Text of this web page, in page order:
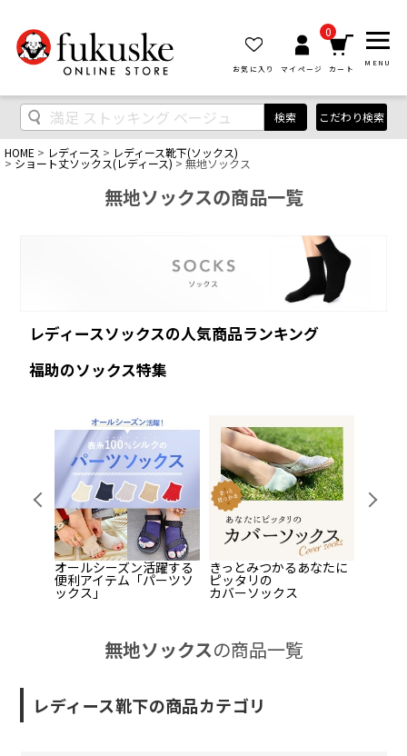
お気に入り マイページ
0
カート
MENU
検索 こだわり検索
HOME レディース レディース靴下(ソックス)
ショート丈ソックス(レディース) 無地ソックス
無地ソックスの商品一覧
レディースソックスの人気商品ランキング
福助のソックス特集
Pr
evi
オールシーズン活躍する
便利アイテム「パーツソ
ックス」
きっとみつかるあなたに
ピッタリの
カバーソックス
Ne
xt
無地ソックスの商品一覧
レディース靴下の商品カテゴリ